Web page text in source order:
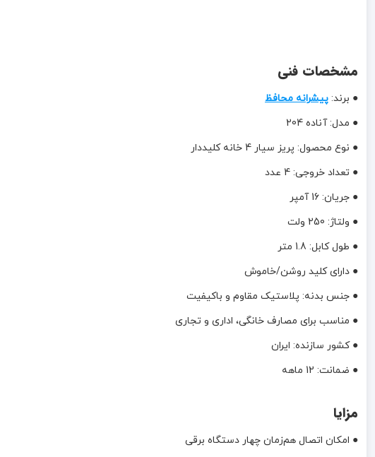
مشخصات فنی
● برند: پیشرانه محافظ
● مدل: آناده 204
● نوع محصول: پریز سیار 4 خانه کلیددار
● تعداد خروجی: 4 عدد
● جریان: 16 آمپر
● ولتاژ: 250 ولت
● طول کابل: 1.8 متر
● دارای کلید روشن/خاموش
● جنس بدنه: پلاستیک مقاوم و باکیفیت
● مناسب برای مصارف خانگی، اداری و تجاری
● کشور سازنده: ایران
● ضمانت: 12 ماهه
مزایا
● امکان اتصال هم‌زمان چهار دستگاه برقی